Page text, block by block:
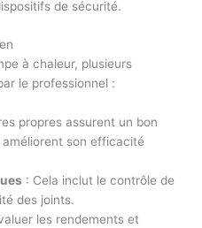
de sécurité.
à chaleur, plusieurs
le professionnel :
propres assurent un bon
son efficacité
: Cela inclut le contrôle de
des joints.
les rendements et